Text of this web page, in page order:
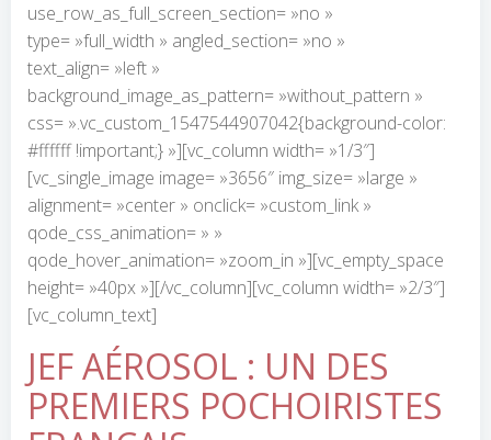
use_row_as_full_screen_section= »no »
type= »full_width » angled_section= »no »
text_align= »left »
background_image_as_pattern= »without_pattern »
css= ».vc_custom_1547544907042{background-color:
#ffffff !important;} »][vc_column width= »1/3″]
[vc_single_image image= »3656″ img_size= »large »
alignment= »center » onclick= »custom_link »
qode_css_animation= » »
qode_hover_animation= »zoom_in »][vc_empty_space
height= »40px »][/vc_column][vc_column width= »2/3″]
[vc_column_text]
JEF AÉROSOL : UN DES
PREMIERS POCHOIRISTES